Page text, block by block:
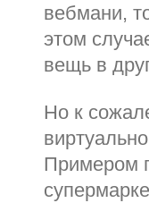
вебмани,
этом
вещь в
Но к
Примером